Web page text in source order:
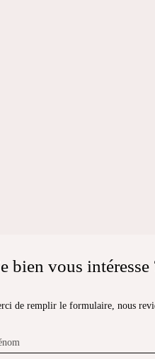
bien vous intéresse
de remplir le formulaire, nous